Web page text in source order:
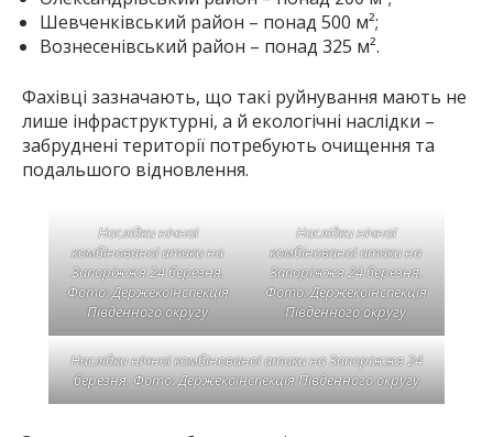
Шевченківський район – понад 500 м²;
Вознесенівський район – понад 325 м².
Фахівці зазначають, що такі руйнування мають не
лише інфраструктурні, а й екологічні наслідки –
забруднені території потребують очищення та
подальшого відновлення.